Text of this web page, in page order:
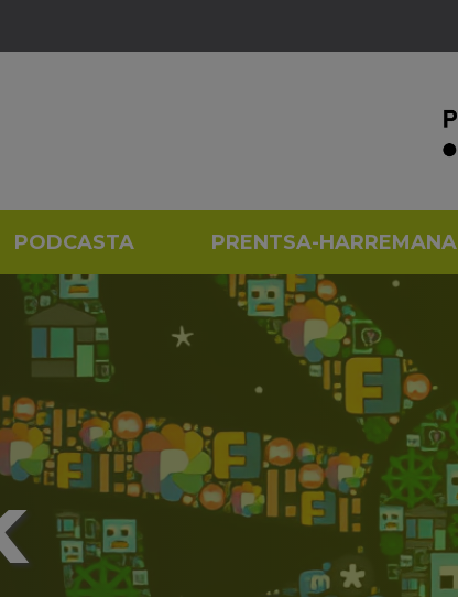
PODCASTA PRENTSA-HARREMANA